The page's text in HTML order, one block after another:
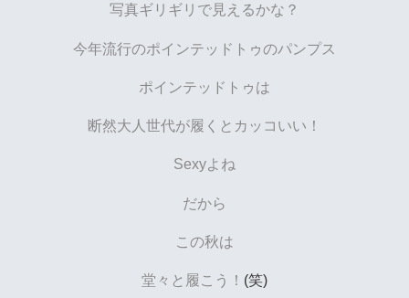
写真ギリギリで見えるかな？
今年流行のポインテッドトゥのパンプス
ポインテッドトゥは
断然大人世代が履くとカッコいい！
Sexyよね
だから
この秋は
堂々と履こう！ (笑)